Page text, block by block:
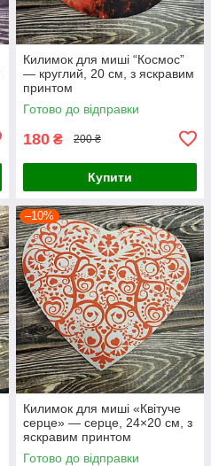
Килимок для миші “Космос”
— круглий, 20 см, з яскравим
принтом
Готово до відправки
180 ₴ 200 ₴
Купити
–10%
Килимок для миші «Квітуче
серце» — серце, 24×20 см, з
яскравим принтом
Готово до відправки